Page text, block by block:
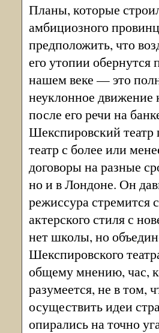
Планы, которые
амбициозного
предположить, что
его утопии обернутся
нашем веке — это
неуклонное движение
после его речи на
Шекспировский театр
театр с более или
договоры на разные
но и в Лондоне. Он
режиссура стремится
актерского стиля с
нет школы, но
Шекспировского
общему мнению, час,
разумеется, не в том,
осуществить идеи
опирались на точно